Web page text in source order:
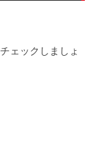
ェックしましょ